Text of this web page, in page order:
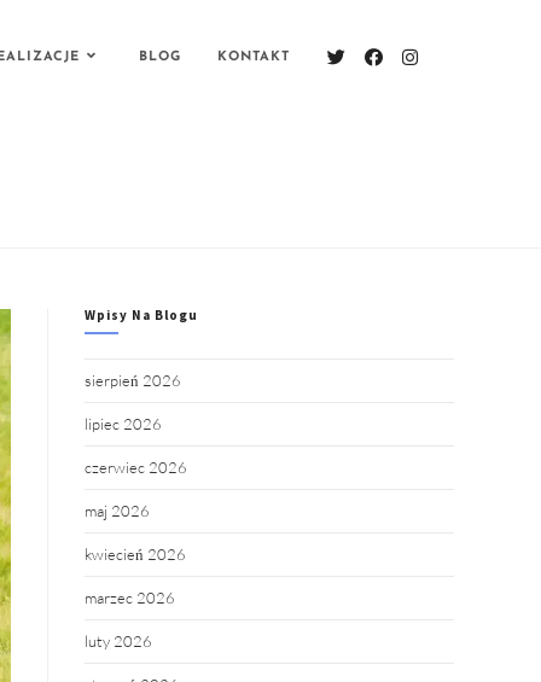
BLOG KONTAKT
Wpisy Na Blogu
sierpień 2026
lipiec 2026
czerwiec 2026
maj 2026
kwiecień 2026
marzec 2026
luty 2026